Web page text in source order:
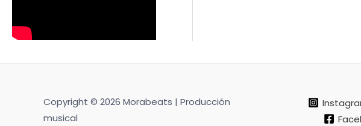
Copyright © 2026 Morabeats | Producción
musical